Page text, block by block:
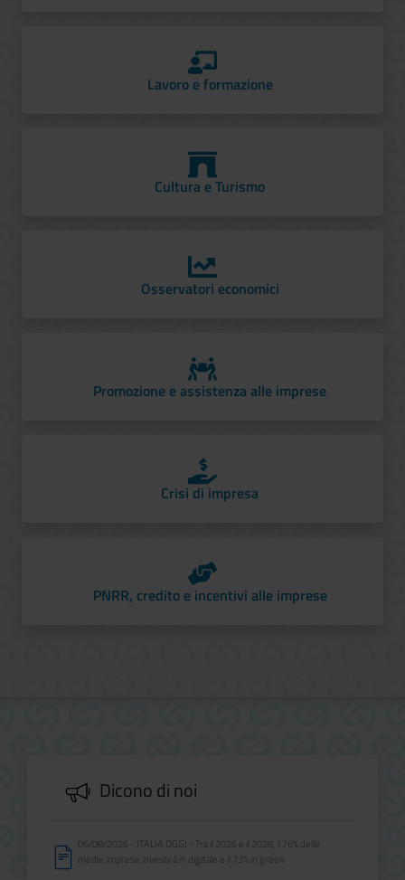
Lavoro e formazione
Cultura e Turismo
Osservatori economici
Promozione e assistenza alle imprese
Crisi di impresa
PNRR, credito e incentivi alle imprese
Dicono di noi
06/08/2026 - ITALIA OGGI - Tra il 2026 e il 2028, il 76% delle
medie imprese investirà in digitale e il 73% in green